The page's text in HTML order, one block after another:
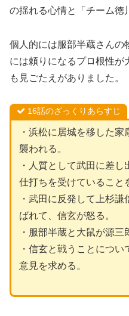
の揺れる心情と「チーム徳
個人的には服部半蔵さんの
には頼りになるプロ根性が
も見ごたえがありました。
16話のざっくりあらすじ
・浜松に居城を移した
襲われる。
・人質として武田に差
仕打ちを受けていること
・武田に反発して上杉
ばれて、信玄が怒る。
・服部半蔵と大鼠が源三
・信玄と戦うことにつ
意見を求める。